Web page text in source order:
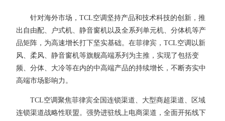
针对海外市场，TCL空调坚持产品和技术科技的创新，推
出自由配、户式机、静音窗机以及全系列单元机、分体机等产
品矩阵，为高速增长打下坚实基础。在菲律宾，TCL空调以新
风、柔风、静音窗机等旗舰高端系列为主推，实现了包括变
频、分体、大冷等在内的中高端产品的持续增长，不断夯实中
高端市场影响力。
TCL空调聚焦菲律宾全国连锁渠道、大型商超渠道、区域
连锁渠道战略性联盟。强势进驻线上电商渠道，全面开拓线下